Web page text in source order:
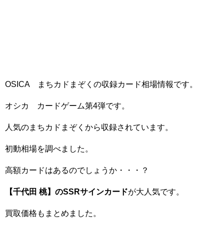
OSICA まちカドまぞくの収録カード相場情報です。
オシカ カードゲーム第4弾です。
人気のまちカドまぞくから収録されています。
初動相場を調べました。
高額カードはあるのでしょうか・・・？
【千代田 桃】のSSRサインカードが大人気です。
買取価格もまとめました。